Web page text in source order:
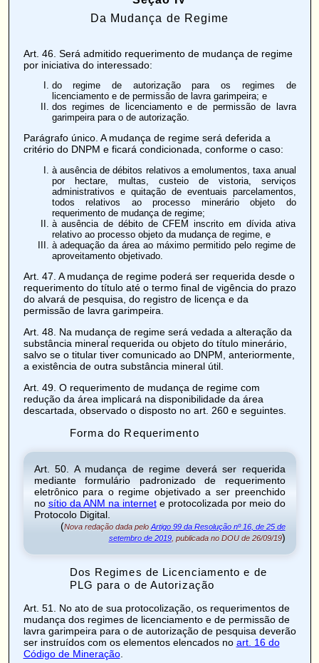
Da Mudança de Regime
Art. 46. Será admitido requerimento de mudança de regime
por iniciativa do interessado:
do regime de autorização para os regimes de
licenciamento e de permissão de lavra garimpeira; e
dos regimes de licenciamento e de permissão de lavra
garimpeira para o de autorização.
Parágrafo único. A mudança de regime será deferida a
critério do DNPM e ficará condicionada, conforme o caso:
à ausência de débitos relativos a emolumentos, taxa anual
por hectare, multas, custeio de vistoria, serviços
administrativos e quitação de eventuais parcelamentos,
todos relativos ao processo minerário objeto do
requerimento de mudança de regime;
à ausência de débito de CFEM inscrito em dívida ativa
relativo ao processo objeto da mudança de regime, e
à adequação da área ao máximo permitido pelo regime de
aproveitamento objetivado.
Art. 47 . A mudança de regime poderá ser requerida desde o
requerimento do título até o termo final de vigência do prazo
do alvará de pesquisa, do registro de licença e da
permissão de lavra garimpeira.
Art. 48. Na mudança de regime será vedada a alteração da
substância mineral requerida ou objeto do título minerário,
salvo se o titular tiver comunicado ao DNPM, anteriormente,
a existência de outra substância mineral útil.
Art. 49. O requerimento de mudança de regime com
redução da área implicará na disponibilidadeda área
descartada, observado o disposto no art. 260 e seguintes.
Forma do Requerimento
Art. 50 . A mudança de regime deverá ser requerida
mediante formulário padronizado de requerimento
eletrônico para o regime objetivado a ser preenchido
no sítio da ANM na internete protocolizada por meio do
Protocolo Digital.
(Nova redação dada pelo Artigo 99 da Resolução nº 16, de 25 de
setembro de 2019, publicada no DOU de 26/09/19)
Dos Regimes de Licenciamento e de
PLG para o de Autorização
Art. 51. No ato de sua protocolização, os requerimentos de
mudança dos regimes de licenciamento e de permissão de
lavra garimpeira para o de autorização de pesquisa deverão
ser instruídos com os elementos elencados no art. 16 do
Código de Mineração.